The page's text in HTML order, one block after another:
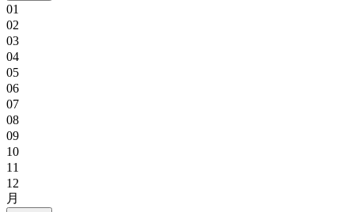
01
02
03
04
05
06
07
08
09
10
11
12
月